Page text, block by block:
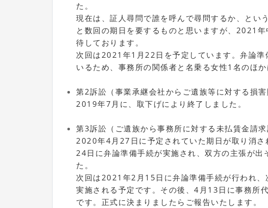
た。
現在は、証人尋問で誰を呼んで尋問するか、とい
と数回の期日を要するものと思いますが、2021
待しております。
次回は2021年1月22日を予定しています。弁論準
いるため、事務所の関係者と名乗る女性1名のほか
第2訴訟（事業承継会社からご遺族等に対する損害
2019年7月に、取下げにより終了しました。
第3訴訟（ご遺族から事務所に対する未払賃金請求
2020年4月27日に予定されていた期日が取り消
24日に弁論準備手続が実施され、双方の主張が出
た。
次回は2021年2月15日に弁論準備手続が行われ
実施される予定です。その後、4月13日に事務所
です。正式に決まりましたらご報告いたします。